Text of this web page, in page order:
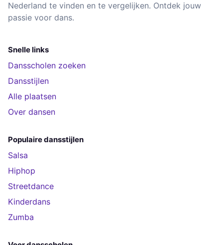
Nederland te vinden en te vergelijken. Ontdek jouw
passie voor dans.
Snelle links
Dansscholen zoeken
Dansstijlen
Alle plaatsen
Over dansen
Populaire dansstijlen
Salsa
Hiphop
Streetdance
Kinderdans
Zumba